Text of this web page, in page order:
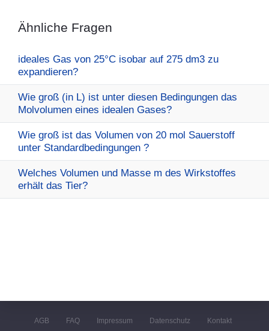
Ähnliche Fragen
ideales Gas von 25°C isobar auf 275 dm3 zu
expandieren?
Wie groß (in L) ist unter diesen Bedingungen das
Molvolumen eines idealen Gases?
Wie groß ist das Volumen von 20 mol Sauerstoff
unter Standardbedingungen ?
Welches Volumen und Masse m des Wirkstoffes
erhält das Tier?
AGB FAQ Impressum Datenschutz Kontakt